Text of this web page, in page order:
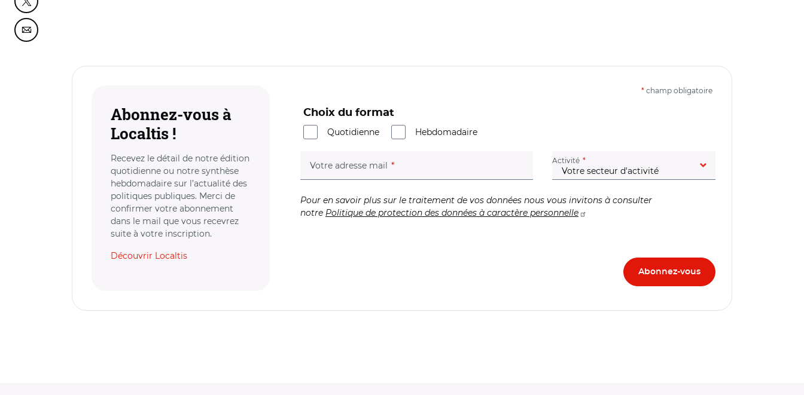
Partager cette page sur Twitter
Partager cette page sur Courriel
Abonnez-vous à
Localtis !
Recevez le détail de notre édition
quotidienne ou notre synthèse
hebdomadaire sur l’actualité des
politiques publiques. Merci de
confirmer votre abonnement
dans le mail que vous recevrez
suite à votre inscription.
Découvrir Localtis
* champ obligatoire
Choix du format
Quotidienne
Hebdomadaire
Votre adresse mail (champ obligatoire) Activité (champ obligatoire)
Pour en savoir plus sur le traitement de vos données nous vous invitons à consulter
notre Politique de protection des données à caractère personnelle